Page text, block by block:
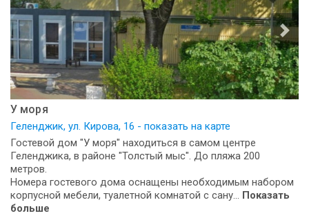
У моря
Геленджик, ул. Кирова, 16 - показать на карте
Гостевой дом "У моря" находиться в самом центре
Геленджика, в районе "Толстый мыс". До пляжа 200
метров.
Номера гостевого дома оснащены необходимым набором
корпусной мебели, туалетной комнатой с сану... Показать
больше